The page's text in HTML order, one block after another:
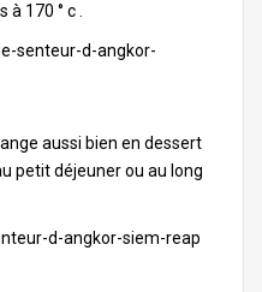
170 ° c .
aussi bien en dessert
petit déjeuner ou au long